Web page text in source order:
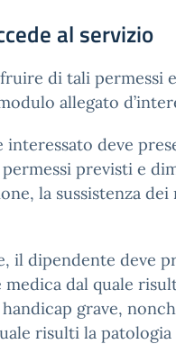
al servizio
di tali permessi
allegato
deve
previsti e
la sussistenza
il dipendente deve
dal quale
grave,
risulti la